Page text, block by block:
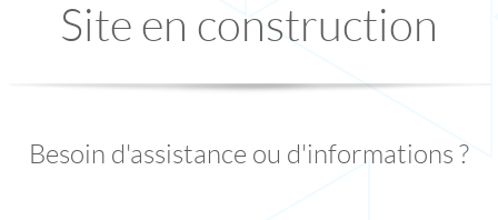
Site en construction
Besoin d'assistance ou d'informations ?